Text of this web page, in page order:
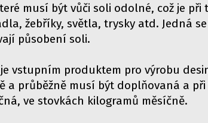
musí být vůči soli odolné, což je
žebříky, světla, trysky atd. Jedná
působení soli.
vstupním produktem pro výrobu
a průběžně musí být doplňovaná a při
ve stovkách kilogramů měsíčně.